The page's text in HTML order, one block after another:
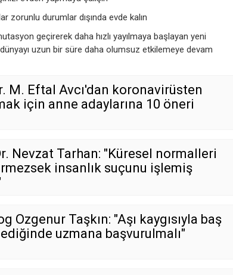
zorunlu durumlar dışında evde kalın
geçirerek daha hızlı yayılmaya başlayan yeni
uzun bir süre daha olumsuz etkilemeye devam
M. Eftal Avcı'dan koronavirüsten
için anne adaylarına 10 öneri
Nevzat Tarhan: "Küresel normalleri
insanlık suçunu işlemiş
Özgenur Taşkın: "Aşı kaygısıyla baş
uzmana başvurulmalı"